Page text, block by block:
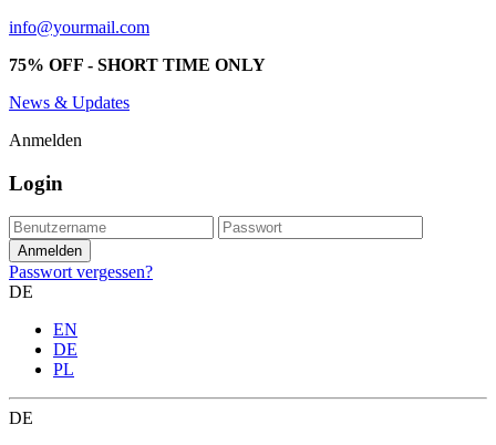
info@yourmail.com
75% OFF - SHORT TIME ONLY
News & Updates
Anmelden
Login
Passwort vergessen?
DE
EN
DE
PL
DE